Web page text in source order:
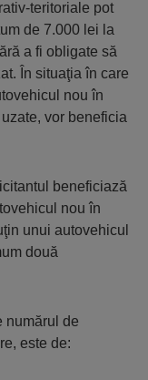
teritoriale pot
de 7.000 lei la
a fi obligate să
În situaţia în care
nou în
vor beneficia
beneficiază
nou în
unui autovehicul
două
numărul de
este de: